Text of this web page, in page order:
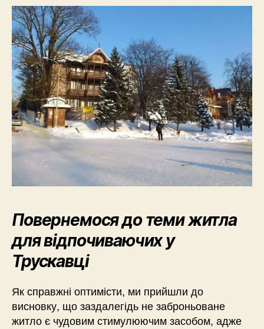
Повернемося до теми житла
для відпочиваючих у
Трускавці
Як справжні оптимісти, ми прийшли до
висновку, що заздалегідь не заброньоване
житло є чудовим стимулюючим засобом, адже